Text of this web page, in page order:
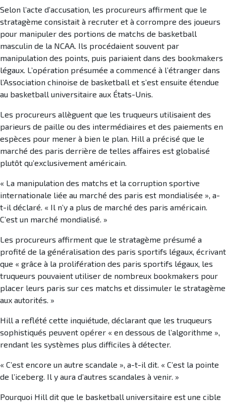
Selon l’acte d’accusation, les procureurs affirment que le
stratagème consistait à recruter et à corrompre des joueurs
pour manipuler des portions de matchs de basketball
masculin de la NCAA. Ils procédaient souvent par
manipulation des points, puis pariaient dans des bookmakers
légaux. L’opération présumée a commencé à l’étranger dans
l’Association chinoise de basketball et s’est ensuite étendue
au basketball universitaire aux États-Unis.
Les procureurs allèguent que les truqueurs utilisaient des
parieurs de paille ou des intermédiaires et des paiements en
espèces pour mener à bien le plan. Hill a précisé que le
marché des paris derrière de telles affaires est globalisé
plutôt qu’exclusivement américain.
« La manipulation des matchs et la corruption sportive
internationale liée au marché des paris est mondialisée », a-
t-il déclaré. « Il n’y a plus de marché des paris américain.
C’est un marché mondialisé. »
Les procureurs affirment que le stratagème présumé a
profité de la généralisation des paris sportifs légaux, écrivant
que « grâce à la prolifération des paris sportifs légaux, les
truqueurs pouvaient utiliser de nombreux bookmakers pour
placer leurs paris sur ces matchs et dissimuler le stratagème
aux autorités. »
Hill a reflété cette inquiétude, déclarant que les truqueurs
sophistiqués peuvent opérer « en dessous de l’algorithme »,
rendant les systèmes plus difficiles à détecter.
« C’est encore un autre scandale », a-t-il dit. « C’est la pointe
de l’iceberg. Il y aura d’autres scandales à venir. »
Pourquoi Hill dit que le basketball universitaire est une cible